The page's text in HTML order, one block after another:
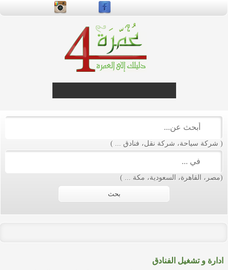
live
( شركة سياحة، شركة نقل، فنادق ... )
(مصر، القاهرة، السعودية، مكة ... )
ادارة و تشغيل الفنادق